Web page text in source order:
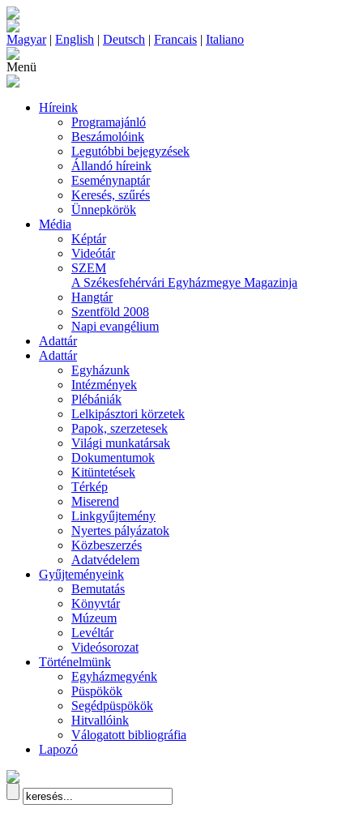
Magyar| English | Deutsch | Francais | Italiano
Menü
Híreink
Programajánló
Beszámolóink
Legutóbbi bejegyzések
Állandó híreink
Eseménynaptár
Keresés, szűrés
Ünnepkörök
Média
Képtár
Videótár
SZEM
A Székesfehérvári Egyházmegye Magazinja
Hangtár
Szentföld 2008
Napi evangélium
Adattár
Adattár
Egyházunk
Intézmények
Plébániák
Lelkipásztori körzetek
Papok, szerzetesek
Világi munkatársak
Dokumentumok
Kitüntetések
Térkép
Miserend
Linkgyűjtemény
Nyertes pályázatok
Közbeszerzés
Adatvédelem
Gyűjteményeink
Bemutatás
Könyvtár
Múzeum
Levéltár
Videósorozat
Történelmünk
Egyházmegyénk
Püspökök
Segédpüspökök
Hitvallóink
Válogatott bibliográfia
Lapozó